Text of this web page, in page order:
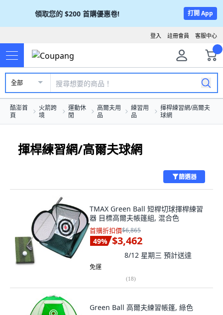
領取您的 $200 首購優惠卷! 打開 App
客服中心
註冊會員
登入
全部
酷澎首
頁
火箭跨
境
運動休
閒
高爾夫用
品
練習用
品
揮桿練習網/高爾夫
球網
揮桿練習網/高爾夫球網
篩選器
TMAX Green Ball 短桿切球揮桿練習
器 目標高爾夫帳篷組, 混合色
首購折扣價$6,865
49% $3,462
8/12 星期三 預計送達
免運
(18)
Green Ball 高爾夫練習帳篷, 綠色